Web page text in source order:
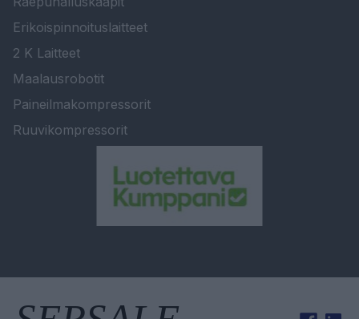
Erikoispinnoituslaitteet
2 K Laitteet
Maalausrobotit
Paineilmakompressorit
Ruuvikompressorit